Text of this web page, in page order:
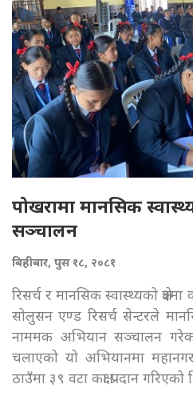
पोखरामा मानसिक
सञ्चालन
बिहीबार, पुस १८, २०८१
रिसर्च र मानसिक स्वास्थ्यको
सोलुसन एण्ड रिसर्च सेन्टरले
नाममक अभियान सञ्चालन
चलाएको यो अभियानमा
ठाउँमा ३९ वटा कक्षा प्रदान गरिएको